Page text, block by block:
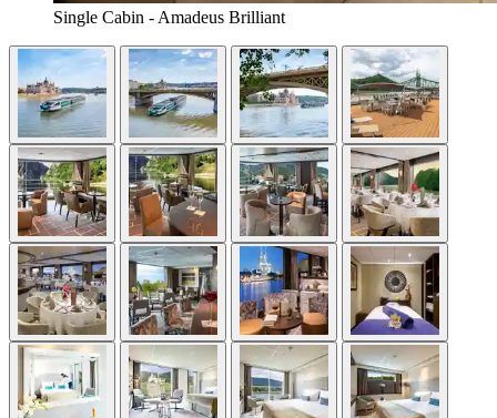
Single Cabin - Amadeus Brilliant